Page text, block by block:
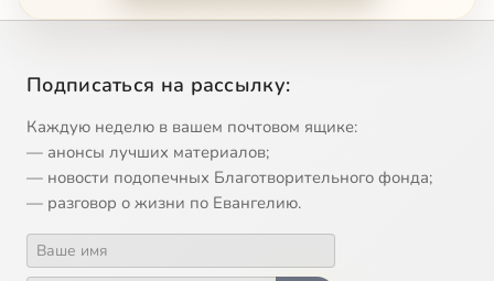
Подписаться на рассылку:
Каждую неделю в вашем почтовом ящике:
— анонсы лучших материалов;
— новости подопечных Благотворительного фонда;
— разговор о жизни по Евангелию.